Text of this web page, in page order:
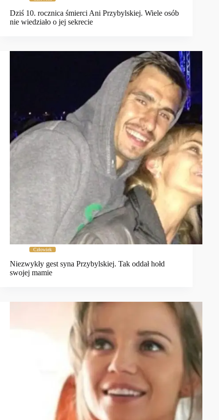
Dziś 10. rocznica śmierci Ani Przybylskiej. Wiele osób
nie wiedziało o jej sekrecie
Człowiek
Niezwykły gest syna Przybylskiej. Tak oddał hołd
swojej mamie